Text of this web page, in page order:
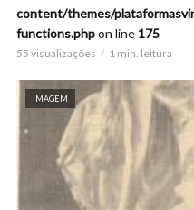
content/themes/
functions.phpon line 175
55 visualizações 1 min. leitura
IMAGEM